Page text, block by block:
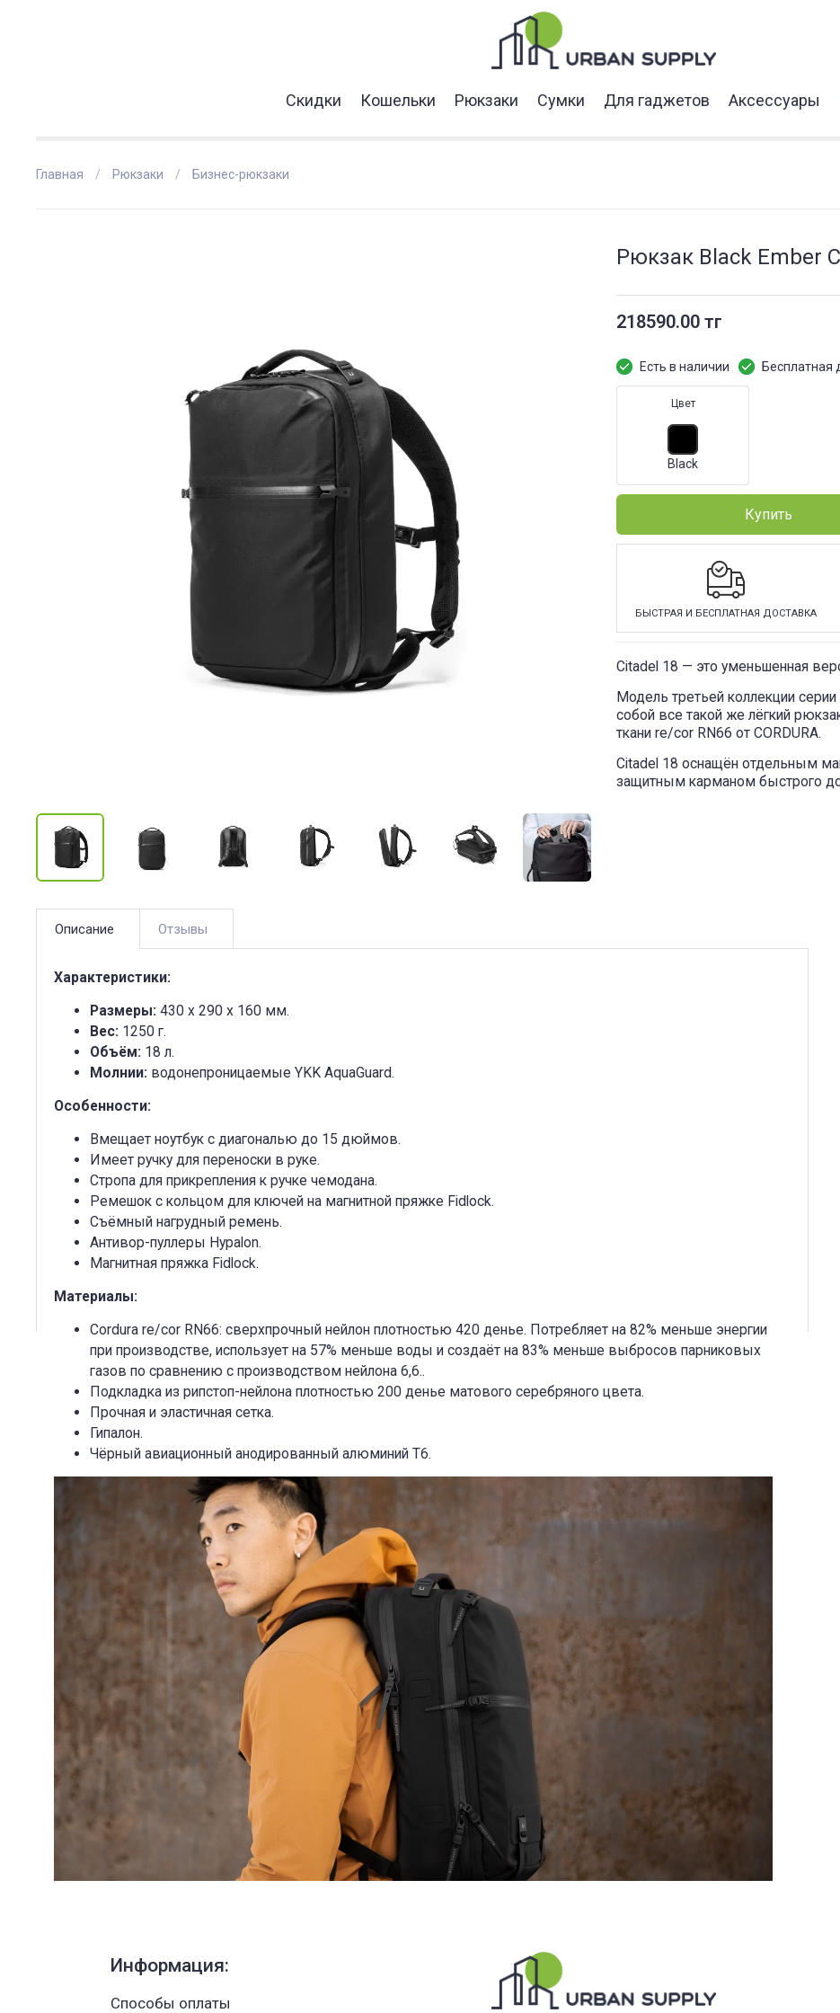
Скидки Кошельки Рюкзаки Сумки Для гаджетов Аксессуары
Главная Рюкзаки Бизнес-рюкзаки
Рюкзак Black Ember
218590.00 тг
Есть в наличии Бесплатная
Цвет
Black
Купить
БЫСТРАЯ И БЕСПЛАТНАЯ ДОСТАВКА
Citadel 18 — это уменьшенная
Модель третьей коллекции
собой все такой же лёгкий
ткани re/cor RN66 от CORDURA.
Citadel 18 оснащён отдельным
защитным карманом быстрого
Описание Отзывы
Характеристики:
Размеры: 430 х 290 х 160 мм.
Вес: 1250 г.
Объём: 18 л.
Молнии: водонепроницаемые YKK AquaGuard.
Особенности:
Вмещает ноутбук с диагональю до 15 дюймов.
Имеет ручку для переноски в руке.
Стропа для прикрепления к ручке чемодана.
Ремешок с кольцом для ключей на магнитной пряжке Fidlock.
Съёмный нагрудный ремень.
Антивор-пуллеры Hypalon.
Магнитная пряжка Fidlock.
Материалы:
Cordura re/cor RN66: сверхпрочный нейлон плотностью 420 денье. Потребляет на 82% меньше энергии
при производстве, использует на 57% меньше воды и создаёт на 83% меньше выбросов парниковых
газов по сравнению с производством нейлона 6,6..
Подкладка из рипстоп-нейлона плотностью 200 денье матового серебряного цвета.
Прочная и эластичная сетка.
Гипалон.
Чёрный авиационный анодированный алюминий Т6.
Информация:
Способы оплаты